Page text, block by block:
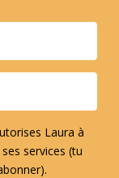
Laura à
services (tu